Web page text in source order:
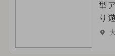
型
り